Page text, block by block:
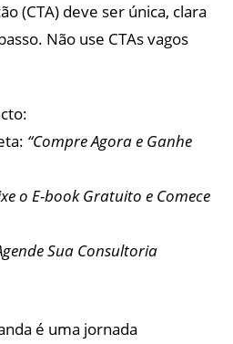
(CTA) deve ser única, clara
Não use CTAs vagos
“Compre Agora e Ganhe
o E-book Gratuito e Comece
Sua Consultoria
é uma jornada